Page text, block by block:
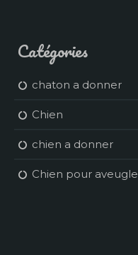
Catégories
chaton a donner
Chien
chien a donner
Chien pour aveugle